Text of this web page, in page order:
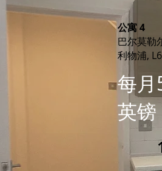
公寓 4
巴尔莫勒
利物浦,
每月
英镑